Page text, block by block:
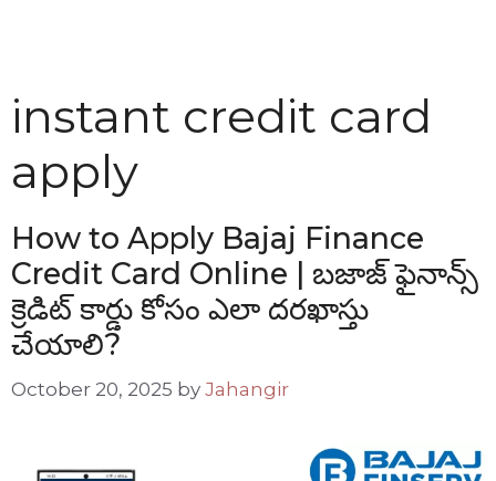
instant credit card
apply
How to Apply Bajaj Finance
Credit Card Online | బజాజ్ ఫైనాన్స్
క్రెడిట్ కార్డు కోసం ఎలా దరఖాస్తు
చేయాలి?
October 20, 2025 by Jahangir